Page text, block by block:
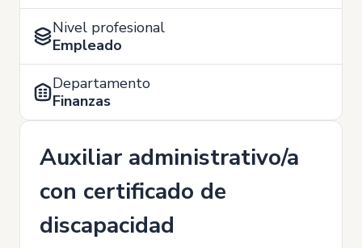
Nivel profesional
Empleado
Departamento
Finanzas
Auxiliar administrativo/a
con certificado de
discapacidad